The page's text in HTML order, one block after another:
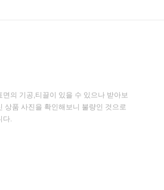
의 기공,티끌이 있을 수 있으나 받아보
상품 사진을 확인해보니 불량인 것으로
다.